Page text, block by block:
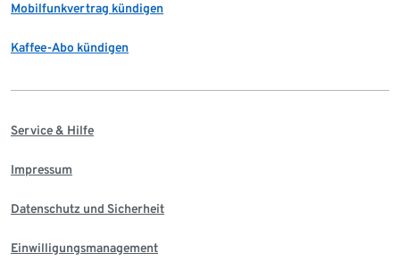
Mobilfunkvertrag kündigen
Kaffee-Abo kündigen
Service & Hilfe
Impressum
Datenschutz und Sicherheit
Einwilligungsmanagement